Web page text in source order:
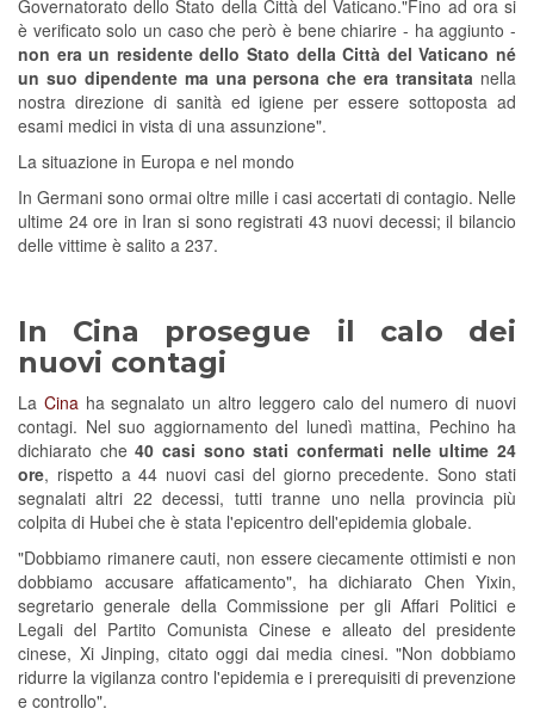
Governatorato dello Stato della Città del Vaticano."Fino ad ora si
è verificato solo un caso che però è bene chiarire - ha aggiunto -
non era un residente dello Stato della Città del Vaticano né
un suo dipendente ma una persona che era transitata nella
nostra direzione di sanità ed igiene per essere sottoposta ad
esami medici in vista di una assunzione".
La situazione in Europa e nel mondo
In Germani sono ormai oltre mille i casi accertati di contagio. Nelle
ultime 24 ore in Iran si sono registrati 43 nuovi decessi; il bilancio
delle vittime è salito a 237.
In Cina prosegue il calo dei
nuovi contagi
La Cinaha segnalato un altro leggero calo del numero di nuovi
contagi. Nel suo aggiornamento del lunedì mattina, Pechino ha
dichiarato che40 casi sono stati confermati nelle ultime 24
ore, rispetto a 44 nuovi casi del giorno precedente. Sono stati
segnalati altri 22 decessi, tutti tranne uno nella provincia più
colpita di Hubei che è stata l'epicentro dell'epidemia globale.
"Dobbiamo rimanere cauti, non essere ciecamente ottimisti e non
dobbiamo accusare affaticamento", ha dichiarato Chen Yixin,
segretario generale della Commissione per gli Affari Politici e
Legali del Partito Comunista Cinese e alleato del presidente
cinese, Xi Jinping, citato oggi dai media cinesi. "Non dobbiamo
ridurre la vigilanza contro l'epidemia e i prerequisiti di prevenzione
e controllo".